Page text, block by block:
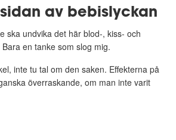
av bebislyckan
ska undvika det här blod-, kiss- och
en tanke som slog mig.
inte tu tal om den saken. Effekterna på
överraskande, om man inte varit